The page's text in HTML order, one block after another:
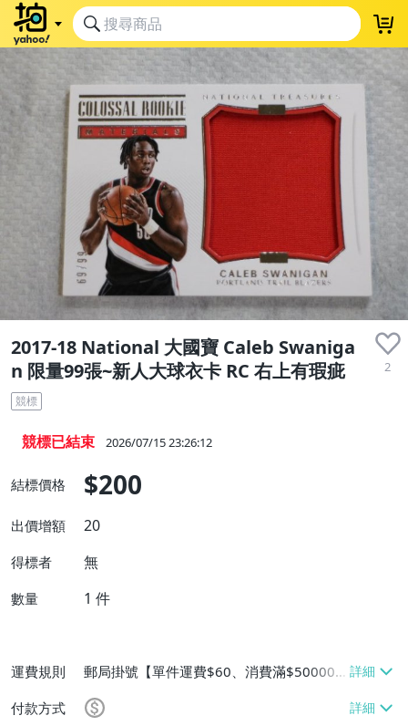
2017-18 National 大國寶 Caleb Swaniga
n 限量99張~新人大球衣卡 RC 右上有瑕疵
2
競標
競標已結束 2026/07/15 23:26:12
結標價格 $200
出價增額 20
得標者 無
數量 1 件
運費規則
郵局掛號【單件運費$60、消費滿$50000
付款方式